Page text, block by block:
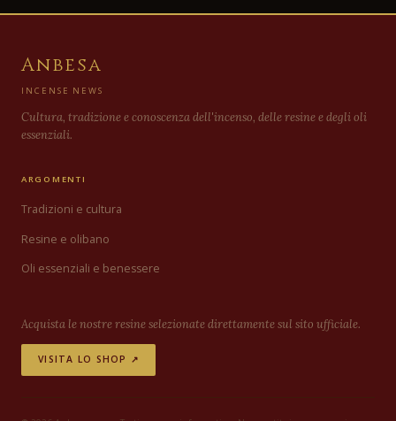
Anbesa
INCENSE NEWS
Cultura, tradizione e conoscenza dell'incenso, delle resine e degli oli
essenziali.
ARGOMENTI
Tradizioni e cultura
Resine e olibano
Oli essenziali e benessere
Acquista le nostre resine selezionate direttamente sul sito ufficiale.
VISITA LO SHOP ↗